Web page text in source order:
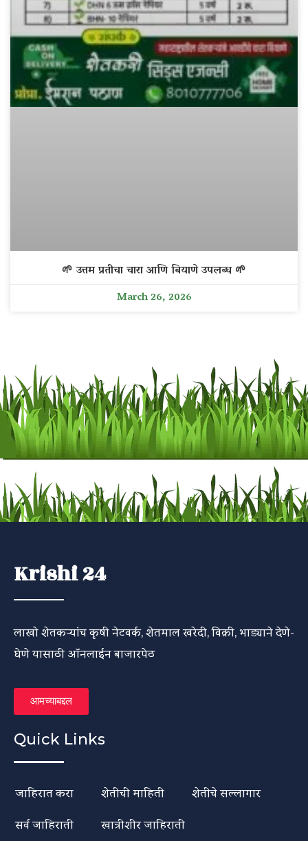
🌱 उत्तम प्रतीचा चारा आणि बियाणे उपलब्ध 🌱
March 26, 2026
Krishi 24
लाखो शेतकऱ्यांच कृषी नेटवर्क, शेतमाल खरेदी, विक्री, भाड्याने देणे-
घेणे यासाठी ऑनलाईन बाजारपेठ
आमच्याबद्दल
Quick Links
जाहिरात करा शेतीची माहिती
शेतीचे सल्लागार
सर्व जाहिराती
खात्रीशीर जाहिराती